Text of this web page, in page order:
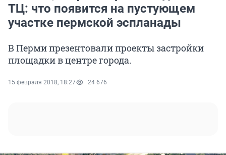
ТЦ: что появится на пустующем
участке пермской эспланады
В Перми презентовали проекты застройки
площадки в центре города.
15 февраля 2018, 18:27 24 676